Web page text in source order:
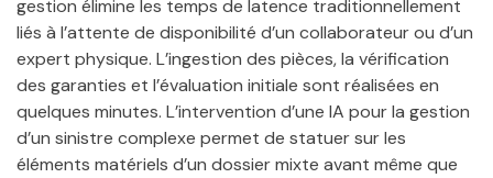
gestion élimine les temps de latence traditionnellement
liés à l’attente de disponibilité d’un collaborateur ou d’un
expert physique. L’ingestion des pièces, la vérification
des garanties et l’évaluation initiale sont réalisées en
quelques minutes. L’intervention d’une IA pour la gestion
d’un sinistre complexe permet de statuer sur les
éléments matériels d’un dossier mixte avant même que